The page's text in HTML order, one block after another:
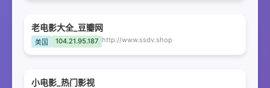
老电影大全_豆瓣网
美国 104.21.95.187 http://www.ssdv.shop
小电影_热门影视